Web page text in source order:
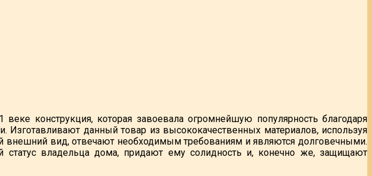
конструкция, которая завоевала огромнейшую популярность благодаря
Изготавливают данный товар из высококачественных материалов, используя
вид, отвечают необходимым требованиям и являются долговечными.
статус владельца дома, придают ему солидность и, конечно же, защищают